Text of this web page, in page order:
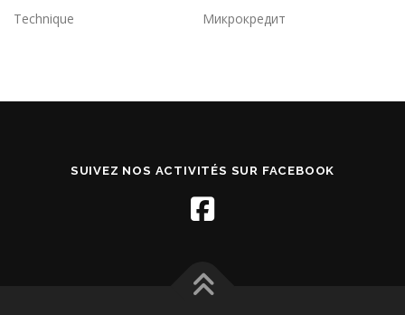
Technique
Микрокредит
SUIVEZ NOS ACTIVITÉS SUR FACEBOOK